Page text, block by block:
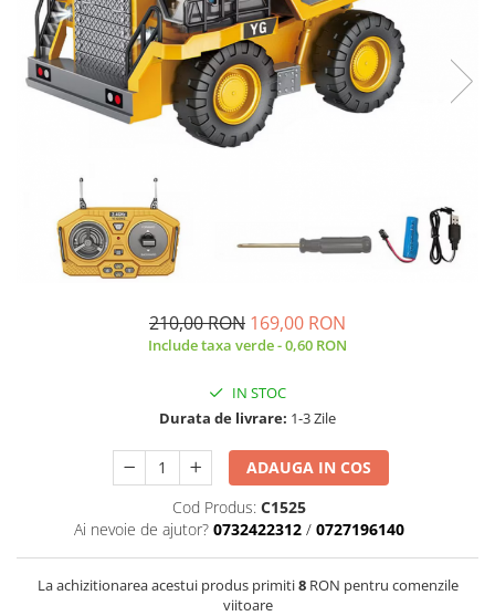
210,00 RON 169,00 RON
Include taxa verde - 0,60 RON
IN STOC
Durata de livrare: 1-3 Zile
ADAUGA IN COS
Cod Produs: C1525
Ai nevoie de ajutor? 0732422312 / 0727196140
La achizitionarea acestui produs primiti8RON pentru comenzile
viitoare